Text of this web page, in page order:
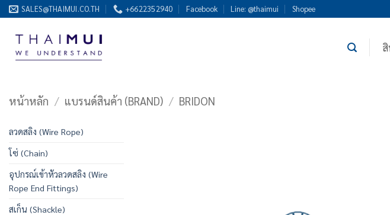
ข้าม
ไป
เนื้อหา
SALES@THAIMUI.CO.TH +6622352940 Facebook Line: @thaimui Shopee
หน้าหลัก / แบรนด์สินค้า (BRAND) / BRIDON
ลวดสลิง (Wire Rope)
โซ่ (Chain)
อุปกรณ์เข้าหัวลวดสลิง (Wire
Rope End Fittings)
สเก็น (Shackle)